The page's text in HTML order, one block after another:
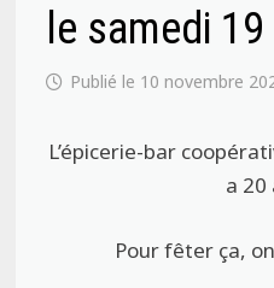
le samedi
10 novembre
L’épicerie-bar
a 20
Pour fêter ça,